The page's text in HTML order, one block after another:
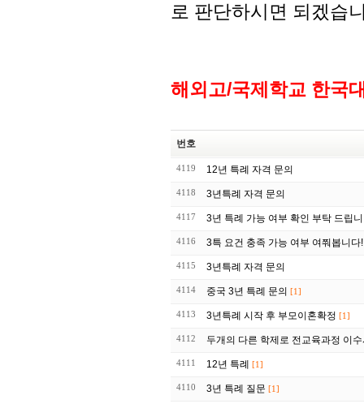
로 판단하시면 되겠습
해외고/국제학교 한국
번호
4119 12년 특례 자격 문의
4118 3년특례 자격 문의
4117 3년 특례 가능 여부 확인 부탁 드립
4116 3특 요건 충족 가능 여부 여쭤봅니다!
4115 3년특례 자격 문의
4114 중국 3년 특례 문의 [1]
4113 3년특례 시작 후 부모이혼확정 [1]
4112 두개의 다른 학제로 전교육과정 이
4111 12년 특례 [1]
4110 3년 특례 질문 [1]